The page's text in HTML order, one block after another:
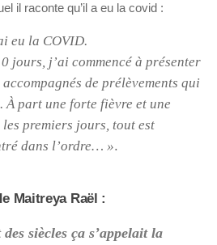
il raconte qu’il a eu la covid :
eu la COVID.
jours, j’ai commencé à présenter
accompagnés de prélèvements qui
À part une forte fièvre et une
premiers jours, tout est
dans l’ordre… ».
Maitreya Raël :
siècles ça s’appelait la